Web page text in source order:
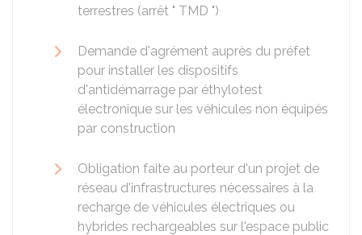
terrestres (arrêt " TMD ")
Demande d'agrément auprès du préfet
pour installer les dispositifs
d'antidémarrage par éthylotest
électronique sur les véhicules non équipés
par construction
Obligation faite au porteur d'un projet de
réseau d'infrastructures nécessaires à la
recharge de véhicules électriques ou
hybrides rechargeables sur l'espace public